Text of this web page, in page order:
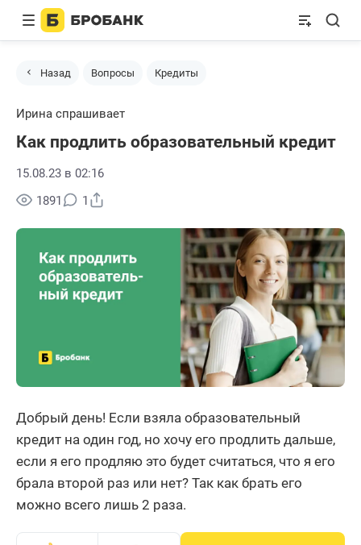
Назад Вопросы Кредиты
Ирина спрашивает
Как продлить образовательный кредит
15.08.23 в 02:16
1891
1
Добрый день! Если взяла образовательный
кредит на один год, но хочу его продлить дальше,
если я его продляю это будет считаться, что я его
брала второй раз или нет? Так как брать его
можно всего лишь 2 раза.